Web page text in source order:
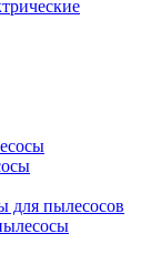
для пылесосов